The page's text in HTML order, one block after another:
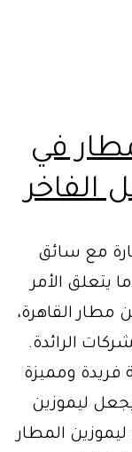
في
الفاخر
مع سائق
يتعلق الأمر
مطار القاهرة،
الرائدة.
فريدة ومميزة
ليموزين
المطار